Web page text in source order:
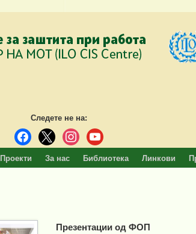
Следете не на:
facebook
x instagramyoutube
Проекти За нас Библиотека Линкови
Презентации од ФОП